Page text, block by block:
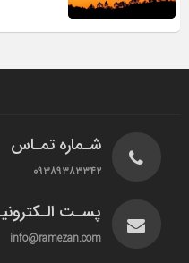
شـماره تمـاس
۰۹۳۸۹۳۸۳۳۴۲
پسـت
info@ramezan.com